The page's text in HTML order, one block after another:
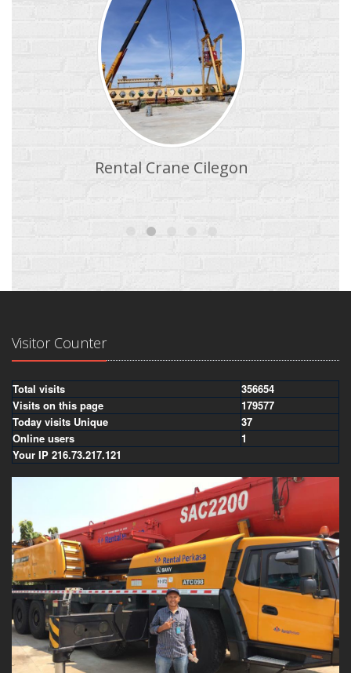
Rental Crane Cilegon
Visitor Counter
Total visits
356654
Visits on this page
179577
Today visits Unique
37
Online users
1
Your IP 216.73.217.121